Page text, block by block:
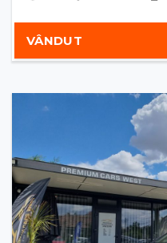
VÂNDUT